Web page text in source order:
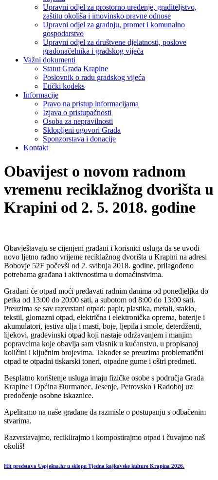
Upravni odjel za prostorno uređenje, graditeljstvo,
zaštitu okoliša i imovinsko pravne odnose
Upravni odjel za gradnju, promet i komunalno
gospodarstvo
Upravni odjel za društvene djelatnosti, poslove
gradonačelnika i gradskog vijeća
Važni dokumenti
Statut Grada Krapine
Poslovnik o radu gradskog vijeća
Etički kodeks
Informacije
Pravo na pristup informacijama
Izjava o pristupačnosti
Osoba za nepravilnosti
Sklopljeni ugovori Grada
Sponzorstava i donacije
Kontakt
Obavijest o novom radnom
vremenu reciklažnog dvorišta u
Krapini od 2. 5. 2018. godine
Obavještavaju se cijenjeni građani i korisnici usluga da se uvodi
novo ljetno radno vrijeme reciklažnog dvorišta u Krapini na adresi
Bobovje 52F počevši od 2. svibnja 2018. godine, prilagođeno
potrebama građana i aktivnostima u domaćinstvima.
Građani će otpad moći predavati radnim danima od ponedjeljka do
petka od 13:00 do 20:00 sati, a subotom od 8:00 do 13:00 sati.
Preuzima se sav razvrstani otpad: papir, plastika, metali, staklo,
tekstil, glomazni otpad, električna i elektronička oprema, baterije i
akumulatori, jestiva ulja i masti, boje, ljepila i smole, deterdženti,
lijekovi, građevinski otpad koji nastaje održavanjem i manjim
popravcima koje obavlja sam vlasnik u kućanstvu, u propisanoj
količini i ključnim brojevima. Također se preuzima problematični
otpad te otpadni tiskarski toneri, otpadne gume i oštri predmeti.
Besplatno korištenje usluga imaju fizičke osobe s područja Grada
Krapine i Općina Đurmanec, Jesenje, Petrovsko i Radoboj uz
predočenje osobne iskaznice.
Apeliramo na naše građane da razmisle o postupanju s odbačenim
stvarima.
Razvrstavajmo, reciklirajmo i kompostirajmo otpad i čuvajmo naš
okoliš!
Hit predstava Uspješna.hr u sklopu Tjedna kajkavske kulture Krapina 2026.